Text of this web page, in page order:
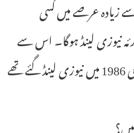
عرصے میں کسی
نیوزی لینڈ ہوگا۔ اس سے
قبل سابق وزیر اعظم راجیو گاندھی 1986 میں نیوزی لینڈ گئے تھے